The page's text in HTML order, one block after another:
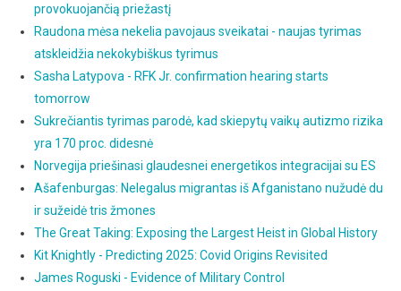
provokuojančią priežastį
Raudona mėsa nekelia pavojaus sveikatai - naujas tyrimas
atskleidžia nekokybiškus tyrimus
Sasha Latypova - RFK Jr. confirmation hearing starts
tomorrow
Sukrečiantis tyrimas parodė, kad skiepytų vaikų autizmo rizika
yra 170 proc. didesnė
Norvegija priešinasi glaudesnei energetikos integracijai su ES
Ašafenburgas: Nelegalus migrantas iš Afganistano nužudė du
ir sužeidė tris žmones
The Great Taking: Exposing the Largest Heist in Global History
Kit Knightly - Predicting 2025: Covid Origins Revisited
James Roguski - Evidence of Military Control